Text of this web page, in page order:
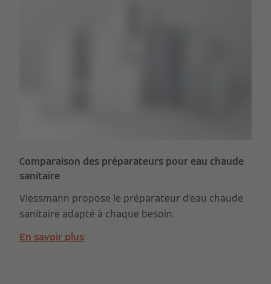
Comparaison des préparateurs pour eau chaude
sanitaire
Viessmann propose le préparateur d'eau chaude
sanitaire adapté à chaque besoin.
En savoir plus